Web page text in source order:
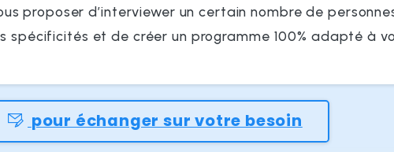
proposer d’interviewer un certain nombre de
spécificités et de créer un programme 100% adapté à
pour échanger sur votre besoin